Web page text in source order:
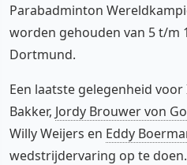
Parabadminton
worden gehouden van 5 t/m
Dortmund.
Een laatste gelegenheid
Bakker, Jordy Brouwer von
Willy Weijers en Eddy
wedstrijdervaring op te doen.